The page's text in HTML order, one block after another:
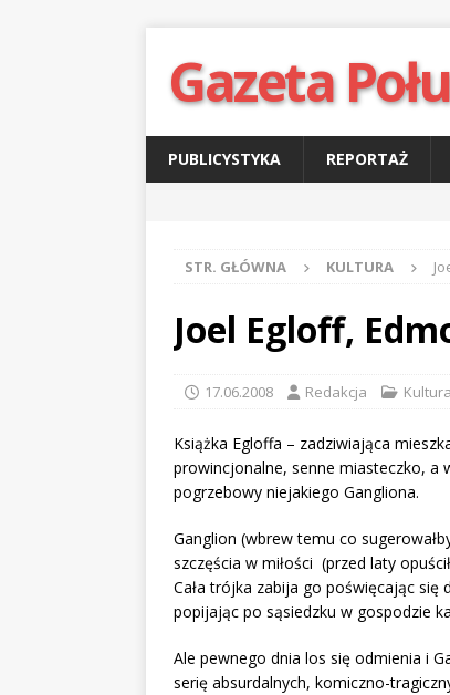
Gazeta
PUBLICYSTYKA REPORTAŻ
STR. GŁÓWNA KULTURA
Joel Egloff,
17.06.2008 Redakcja Kultura
Książka Egloffa – zadziwiająca
prowincjonalne, senne miasteczko, a
pogrzebowy niejakiego Gangliona.
Ganglion (wbrew temu co
szczęścia w miłości (przed laty
Cała trójka zabija go poświęcając się
popijając po sąsiedzku w gospodzie
Ale pewnego dnia los się odmienia i
serię absurdalnych, komiczno-